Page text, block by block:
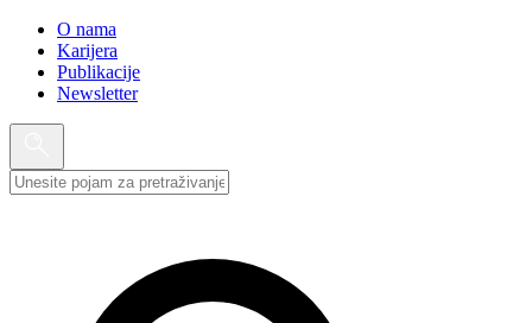
O nama
Karijera
Publikacije
Newsletter